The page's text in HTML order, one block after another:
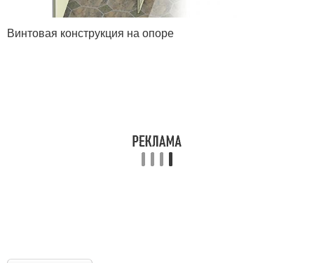
Винтовая конструкция на опоре